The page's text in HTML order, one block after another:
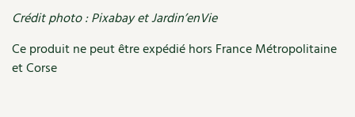
Santé et bien-être
Crédit photo : Pixabay et Jardin’enVie
Ce produit ne peut être expédié hors France Métropolitaine
et Corse